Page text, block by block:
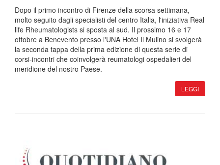
Dopo il primo incontro di Firenze della scorsa settimana,
molto seguito dagli specialisti del centro Italia, l'iniziativa Real
life Rheumatologists si sposta al sud. Il prossimo 16 e 17
ottobre a Benevento presso l'UNA Hotel Il Mulino si svolgerà
la seconda tappa della prima edizione di questa serie di
corsi-incontri che coinvolgerà reumatologi ospedalieri del
meridione del nostro Paese.
LEGGI